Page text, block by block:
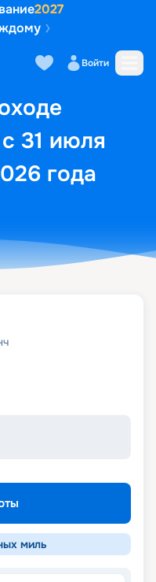
2027
Войти
31 июля
года
Маршрут и
миль